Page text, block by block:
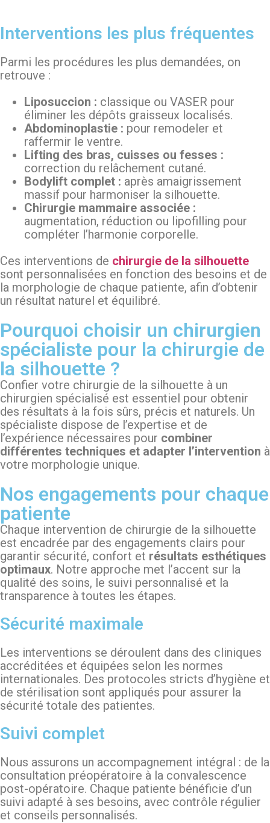
Interventions les plus fréquentes
Parmi les procédures les plus demandées, on
retrouve :
Liposuccion : classique ou VASER pour
éliminer les dépôts graisseux localisés.
Abdominoplastie : pour remodeler et
raffermir le ventre.
Lifting des bras, cuisses ou fesses :
correction du relâchement cutané.
Bodylift complet : après amaigrissement
massif pour harmoniser la silhouette.
Chirurgie mammaire associée :
augmentation, réduction ou lipofilling pour
compléter l’harmonie corporelle.
Ces interventions de chirurgie de la silhouette
sont personnalisées en fonction des besoins et de
la morphologie de chaque patiente, afin d’obtenir
un résultat naturel et équilibré.
Pourquoi choisir un chirurgien
spécialiste pour la chirurgie de
la silhouette ?
Confier votre chirurgie de la silhouette à un
chirurgien spécialisé est essentiel pour obtenir
des résultats à la fois sûrs, précis et naturels. Un
spécialiste dispose de l’expertise et de
l’expérience nécessaires pour combiner
différentes techniques et adapter l’intervention à
votre morphologie unique.
Nos engagements pour chaque
patiente
Chaque intervention de chirurgie de la silhouette
est encadrée par des engagements clairs pour
garantir sécurité, confort et résultats esthétiques
optimaux. Notre approche met l’accent sur la
qualité des soins, le suivi personnalisé et la
transparence à toutes les étapes.
Sécurité maximale
Les interventions se déroulent dans des cliniques
accréditées et équipées selon les normes
internationales. Des protocoles stricts d’hygiène et
de stérilisation sont appliqués pour assurer la
sécurité totale des patientes.
Suivi complet
Nous assurons un accompagnement intégral : de la
consultation préopératoire à la convalescence
post-opératoire. Chaque patiente bénéficie d’un
suivi adapté à ses besoins, avec contrôle régulier
et conseils personnalisés.